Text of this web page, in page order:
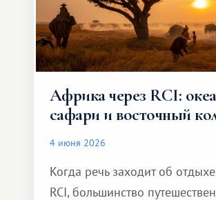
Африка через RCI:
сафари и восточный
4 июня 2026
Когда речь заходит об
RCI, большинство